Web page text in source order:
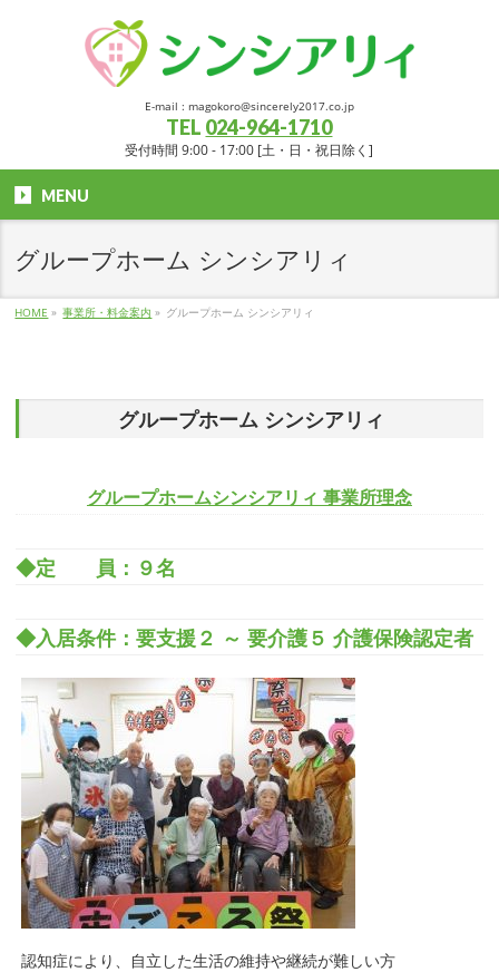
E-mail : magokoro@sincerely2017.co.jp
TEL 024-964-1710
受付時間 9:00 - 17:00 [土・日・祝日除く]
MENU
グループホーム シンシアリィ
HOME » 事業所・料金案内 » グループホーム シンシアリィ
グループホーム シンシアリィ
グループホームシンシアリィ 事業所理念
◆定 員：９名
◆入居条件：要支援２ ～ 要介護５ 介護保険認定者
認知症により、自立した生活の維持や継続が難しい方